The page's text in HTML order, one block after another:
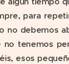
para
no debemos
no tenemos
esos